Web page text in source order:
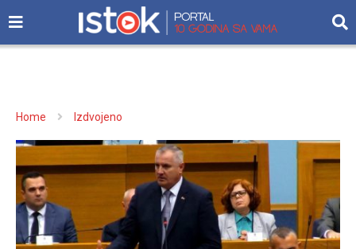
Home Izdvojeno